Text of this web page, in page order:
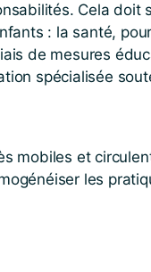
Cela doit
: la santé,
de mesures
spécialisée
mobiles et
les